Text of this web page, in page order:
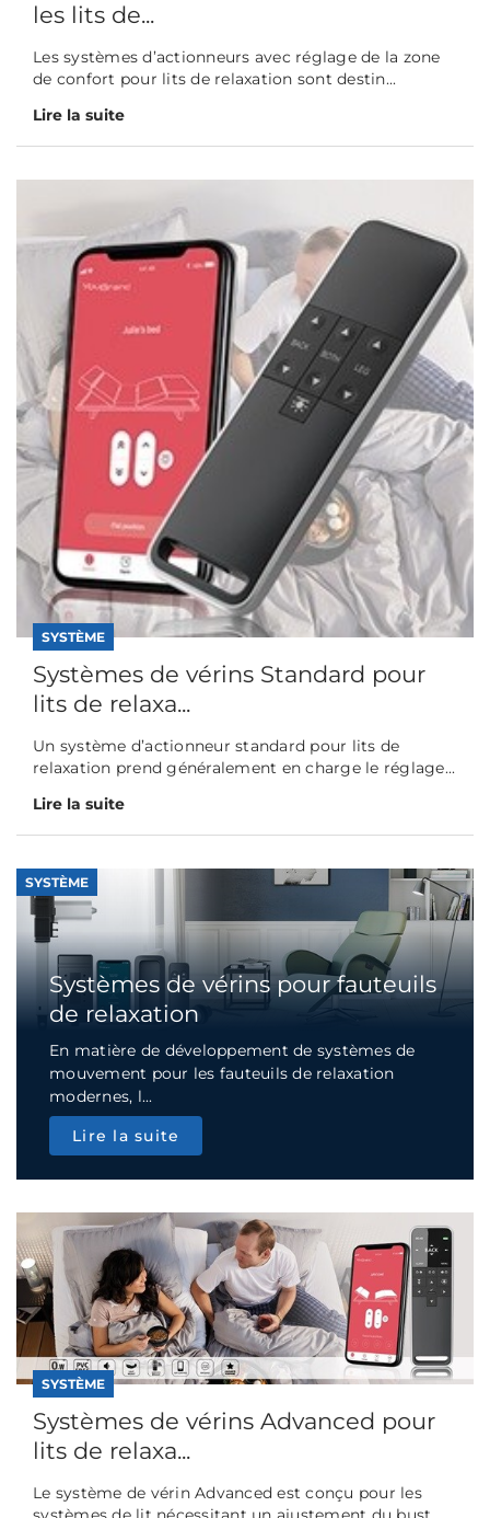
les lits de...
Les systèmes d’actionneurs avec réglage de la zone
de confort pour lits de relaxation sont destin...
Lire la suite
SYSTÈME
Systèmes de vérins Standard pour
lits de relaxa...
Un système d’actionneur standard pour lits de
relaxation prend généralement en charge le réglage...
Lire la suite
SYSTÈME
Systèmes de vérins pour fauteuils
de relaxation
En matière de développement de systèmes de
mouvement pour les fauteuils de relaxation
modernes, l...
Lire la suite
SYSTÈME
Systèmes de vérins Advanced pour
lits de relaxa...
Le système de vérin Advanced est conçu pour les